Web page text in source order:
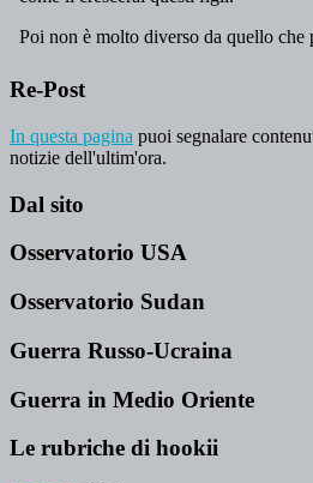
Re-Post
In questa pagina puoi segnalare
notizie dell'ultim'ora.
Dal sito
Osservatorio USA
Osservatorio Sudan
Guerra Russo-Ucraina
Guerra in Medio Oriente
Le rubriche di hookii